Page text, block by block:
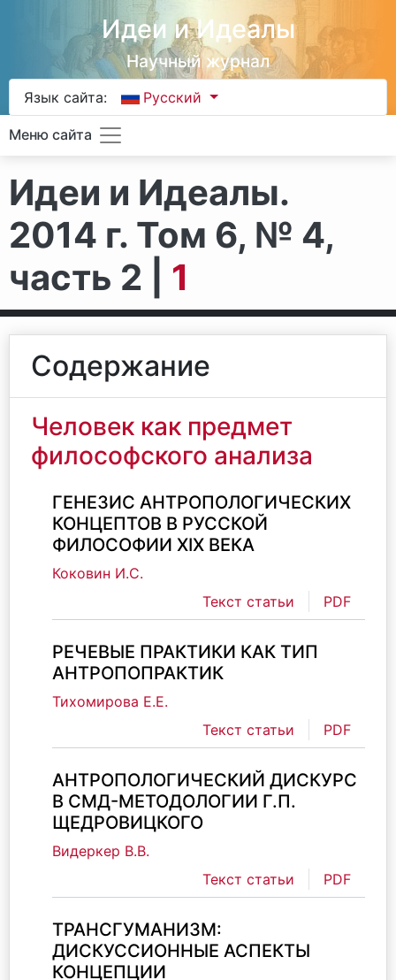
Идеи и Идеалы
Научный журнал
Язык сайта: Русский
Меню сайта
Идеи и Идеалы.
2014 г. Том 6, № 4,
часть 2 | 1
Содержание
Человек как предмет
философского анализа
ГЕНЕЗИС АНТРОПОЛОГИЧЕСКИХ
КОНЦЕПТОВ В РУССКОЙ
ФИЛОСОФИИ XIX ВЕКА
Коковин И.С.
Текст статьи
PDF
РЕЧЕВЫЕ ПРАКТИКИ КАК ТИП
АНТРОПОПРАКТИК
Тихомирова Е.Е.
Текст статьи
PDF
АНТРОПОЛОГИЧЕСКИЙ ДИСКУРС
В СМД-МЕТОДОЛОГИИ Г.П.
ЩЕДРОВИЦКОГО
Видеркер В.В.
Текст статьи
PDF
ТРАНСГУМАНИЗМ:
ДИСКУССИОННЫЕ АСПЕКТЫ
КОНЦЕПЦИИ